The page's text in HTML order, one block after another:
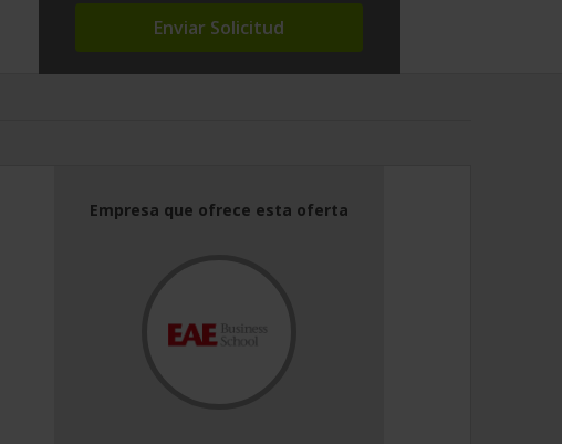
Enviar Solicitud
Empresa que ofrece esta oferta